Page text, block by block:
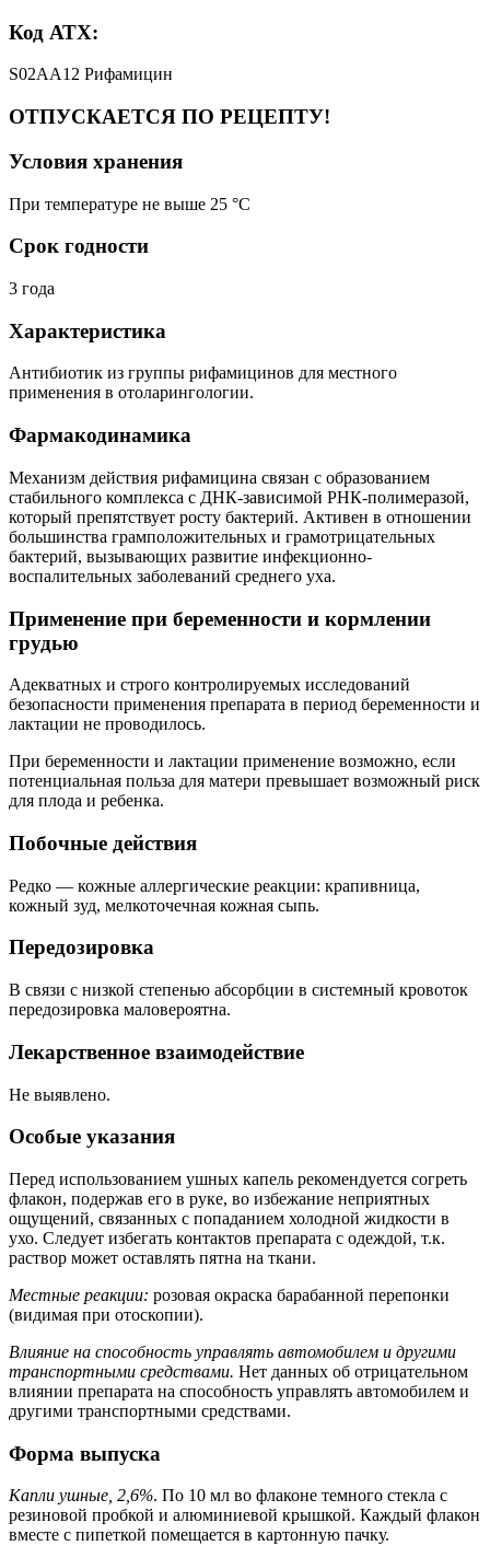
Код АТХ:
S02AA12 Рифамицин
ОТПУСКАЕТСЯ ПО РЕЦЕПТУ!
Условия хранения
При температуре не выше 25 °C
Срок годности
3 года
Характеристика
Антибиотик из группы рифамицинов для местного
применения в отоларингологии.
Фармакодинамика
Механизм действия рифамицина связан с образованием
стабильного комплекса с ДНК-зависимой РНК-полимеразой,
который препятствует росту бактерий. Активен в отношении
большинства грамположительных и грамотрицательных
бактерий, вызывающих развитие инфекционно-
воспалительных заболеваний среднего уха.
Применение при беременности и кормлении
грудью
Адекватных и строго контролируемых исследований
безопасности применения препарата в период беременности и
лактации не проводилось.
При беременности и лактации применение возможно, если
потенциальная польза для матери превышает возможный риск
для плода и ребенка.
Побочные действия
Редко — кожные аллергические реакции: крапивница,
кожный зуд, мелкоточечная кожная сыпь.
Передозировка
В связи с низкой степенью абсорбции в системный кровоток
передозировка маловероятна.
Лекарственное взаимодействие
Не выявлено.
Особые указания
Перед использованием ушных капель рекомендуется согреть
флакон, подержав его в руке, во избежание неприятных
ощущений, связанных с попаданием холодной жидкости в
ухо. Следует избегать контактов препарата с одеждой, т.к.
раствор может оставлять пятна на ткани.
Местные реакции: розовая окраска барабанной перепонки
(видимая при отоскопии).
Влияние на способность управлять автомобилем и другими
транспортными средствами. Нет данных об отрицательном
влиянии препарата на способность управлять автомобилем и
другими транспортными средствами.
Форма выпуска
Капли ушные, 2,6%. По 10 мл во флаконе темного стекла с
резиновой пробкой и алюминиевой крышкой. Каждый флакон
вместе с пипеткой помещается в картонную пачку.